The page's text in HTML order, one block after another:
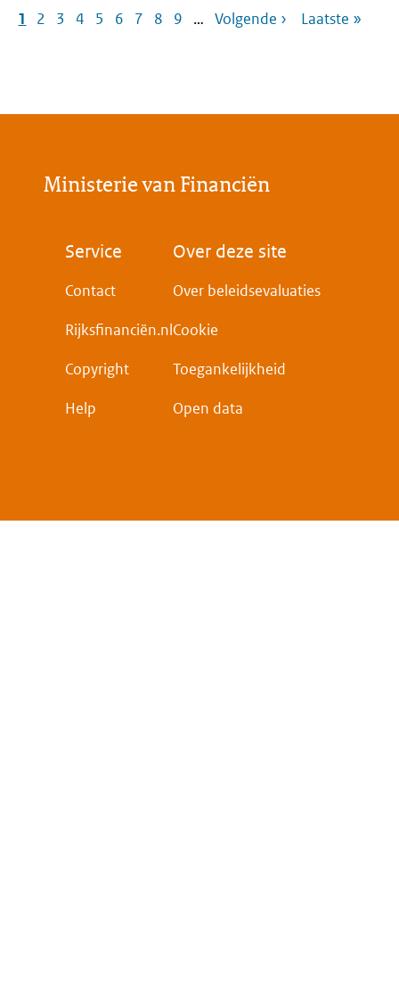
Paginering
Pagina
1 Pagina
2 Pagina
3 Pagina
4 Pagina
5 Pagina
6 Pagina
7 Pagina
8 Pagina
9 …
Volgende
Volgende ›
Laatste
Laatste »
Ministerie van Financiën
Voet
Service
Contact
Rijksfinanciën.nl
Copyright
Help
Over deze site
Over beleidsevaluaties
Cookie
Toegankelijkheid
Open data